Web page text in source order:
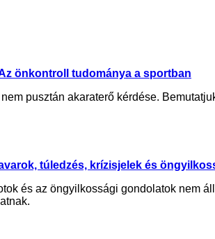
önkontroll tudománya a sportban
pusztán akaraterő kérdése.
túledzés, krízisjelek és
és az öngyilkossági gondolatok nem